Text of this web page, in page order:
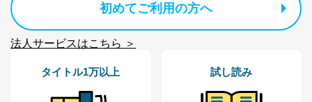
初めてご利用の方へ
法人サービスはこちら ＞
タイトル1万以上 試し読み